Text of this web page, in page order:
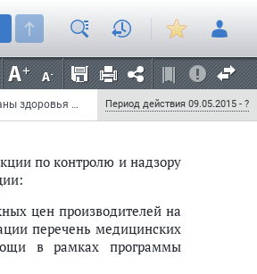
Федеральный закон от 8 марта 2015 г. N 33-ФЗ "О внесении изменений в статью 80 Федерального закона "Об основах охраны здоровья граждан в Российской Федерации" Период действия 09.05.2015 - ?
в утвержденный
в организм человека, при
оказания гражданам
розничных надбавок к
регулированию и
по контролю и надзору
цен производителей на
перечень медицинских
в рамках программы